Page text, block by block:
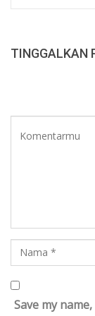
TINGGALKAN
Save my